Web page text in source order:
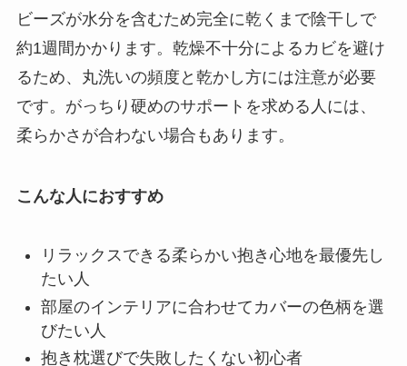
ビーズが水分を含むため完全に乾くまで陰干しで
約1週間かかります。乾燥不十分によるカビを避け
るため、丸洗いの頻度と乾かし方には注意が必要
です。がっちり硬めのサポートを求める人には、
柔らかさが合わない場合もあります。
こんな人におすすめ
リラックスできる柔らかい抱き心地を最優先し
たい人
部屋のインテリアに合わせてカバーの色柄を選
びたい人
抱き枕選びで失敗したくない初心者